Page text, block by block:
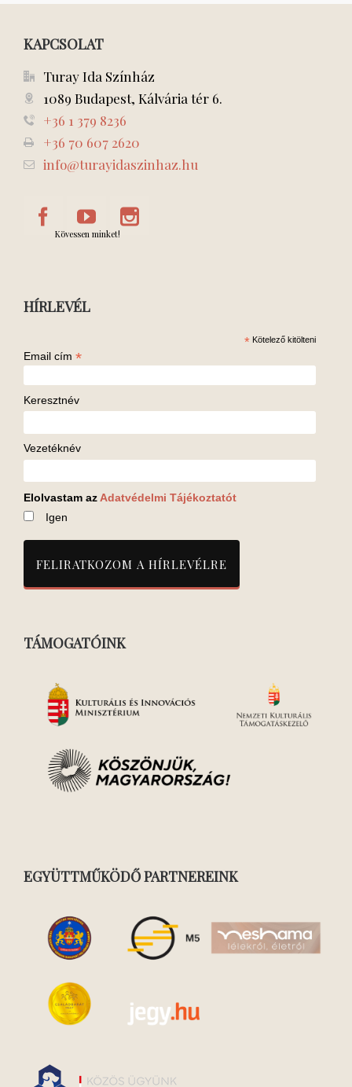
KAPCSOLAT
Turay Ida Színház
1089 Budapest, Kálvária tér 6.
+36 1 379 8236
+36 70 607 2620
info@turayidaszinhaz.hu
Kövessen minket!
HÍRLEVÉL
* Kötelező kitölteni
Email cím *
Keresztnév
Vezetéknév
Elolvastam az Adatvédelmi Tájékoztatót
Igen
TÁMOGATÓINK
EGYÜTTMŰKÖDŐ PARTNEREINK